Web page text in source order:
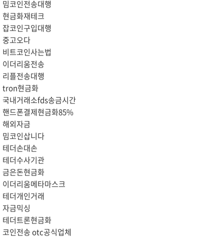
밈코인전송대행
현금화재테크
잡코인구입대행
중고오다
비트코인사는법
이더리움전송
리플전송대행
tron현금화
국내거래소fds송금시간
핸드폰결제현금화85%
해외자금
밈코인삽니다
테더손대손
테더수사기관
금은돈현금화
이더리움메타마스크
테더개인거래
자금믹싱
테더트론현금화
코인전송 otc공식업체